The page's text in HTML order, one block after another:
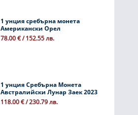
1 унция сребърна монета
Американски Орел
78.00 € / 152.55 лв.
1 унция Сребърна Монета
Австралийски Лунар Заек 2023
118.00 € / 230.79 лв.